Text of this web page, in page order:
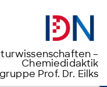
–
Chemiedidaktik
Prof. Dr. Eilks